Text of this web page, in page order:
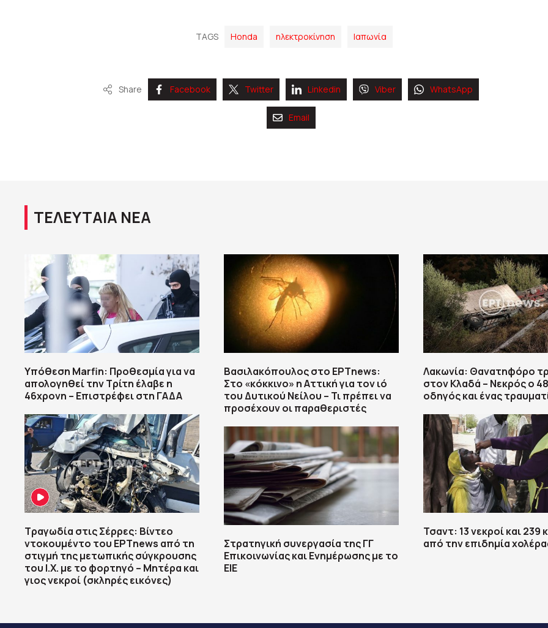
TAGS Honda ηλεκτροκίνηση Ιαπωνία
Share Facebook Twitter Linkedin Viber WhatsApp
Email
ΤΕΛΕΥΤΑΙΑ ΝΕΑ
Υπόθεση Marfin: Προθεσμία για να
απολογηθεί την Τρίτη έλαβε η
46χρονη – Επιστρέφει στη ΓΑΔΑ
Τραγωδία στις Σέρρες: Βίντεο
ντοκουμέντο του ΕΡΤnews από τη
στιγμή της μετωπικής σύγκρουσης
του Ι.Χ. με το φορτηγό – Μητέρα και
γιος νεκροί (σκληρές εικόνες)
Βασιλακόπουλος στο ΕΡΤnews:
Στο «κόκκινο» η Αττική για τον ιό
του Δυτικού Νείλου – Τι πρέπει να
προσέχουν οι παραθεριστές
Στρατηγική συνεργασία της ΓΓ
Επικοινωνίας και Ενημέρωσης με το
ΕΙΕ
Λακωνία: Θανατηφόρο
στον Κλαδά – Νεκρός ο
οδηγός και ένας
Τσαντ: 13 νεκροί και 239
από την επιδημία